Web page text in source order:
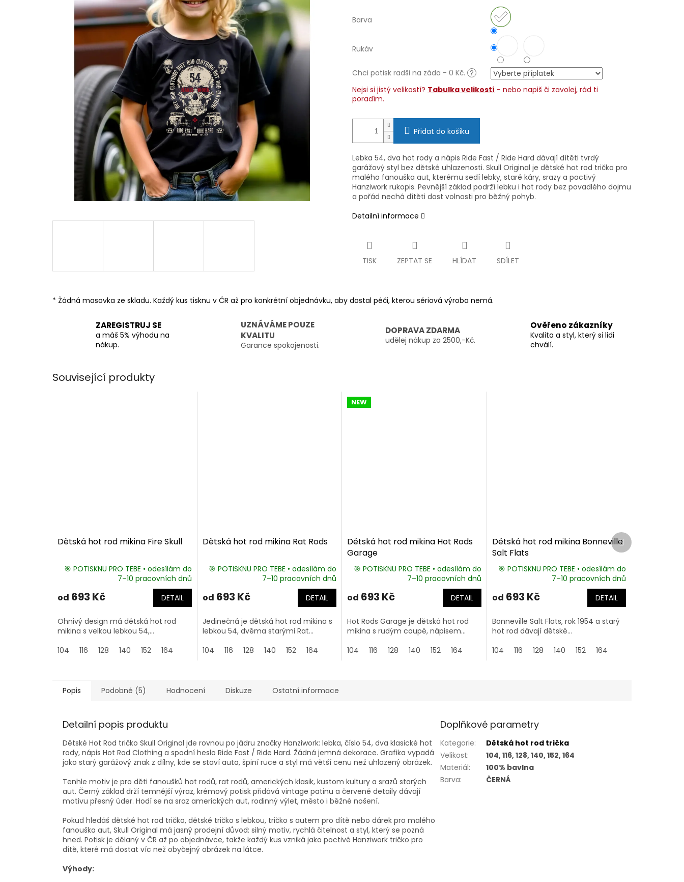
Barva
Rukáv
Chci potisk radši na záda - 0 Kč. ?
Nejsi si jistý velikostí? Tabulka velikostí - nebo napiš či zavolej, rád ti
poradím.
Přidat do košíku
Lebka 54, dva hot rody a nápis Ride Fast / Ride Hard dávají dítěti tvrdý
garážový styl bez dětské uhlazenosti. Skull Original je dětské hot rod tričko pro
malého fanouška aut, kterému sedí lebky, staré káry, srazy a poctivý
Hanziwork rukopis. Pevnější základ podrží lebku i hot rody bez povadlého dojmu
a pořád nechá dítěti dost volnosti pro běžný pohyb.
Detailní informace
TISK ZEPTAT SE HLÍDAT SDÍLET
* Žádná masovka ze skladu. Každý kus tisknu v ČR až pro konkrétní objednávku, aby dostal péči, kterou sériová výroba nemá.
ZAREGISTRUJ SE
a máš 5% výhodu na
nákup.
UZNÁVÁME POUZE
KVALITU
Garance spokojenosti.
DOPRAVA ZDARMA
udělej nákup za 2500,-Kč.
Ověřeno zákazníky
Kvalita a styl, který si lidi
chválí.
Související produkty
Dětská hot rod mikina Fire Skull
🎯 POTISKNU PRO TEBE • odesílám do
7–10 pracovních dnů
od 693 Kč DETAIL
Ohnivý design má dětská hot rod
mikina s velkou lebkou 54,...
104
116 128 140 152 164
Dětská hot rod mikina Rat Rods
🎯 POTISKNU PRO TEBE • odesílám do
7–10 pracovních dnů
od 693 Kč DETAIL
Jedinečná je dětská hot rod mikina s
lebkou 54, dvěma starými Rat...
104
116 128 140 152 164
NEW
Dětská hot rod mikina Hot Rods
Garage
🎯 POTISKNU PRO TEBE • odesílám do
7–10 pracovních dnů
od 693 Kč DETAIL
Hot Rods Garage je dětská hot rod
mikina s rudým coupé, nápisem...
104
116 128 140 152 164
Dětská hot rod mikina Bonneville
Salt Flats
🎯 POTISKNU PRO TEBE • odesílám do
7–10 pracovních dnů
od 693 Kč DETAIL
Bonneville Salt Flats, rok 1954 a starý
hot rod dávají dětské...
104
116 128 140 152 164
Další
produkt
Popis Podobné (5) Hodnocení Diskuze Ostatní informace
Detailní popis produktu
Dětské Hot Rod tričko Skull Original jde rovnou po jádru značky Hanziwork: lebka, číslo 54, dva klasické hot
rody, nápis Hot Rod Clothing a spodní heslo Ride Fast / Ride Hard. Žádná jemná dekorace. Grafika vypadá
jako starý garážový znak z dílny, kde se staví auta, špiní ruce a styl má větší cenu než uhlazený obrázek.
Tenhle motiv je pro děti fanoušků hot rodů, rat rodů, amerických klasik, kustom kultury a srazů starých
aut. Černý základ drží temnější výraz, krémový potisk přidává vintage patinu a červené detaily dávají
motivu přesný úder. Hodí se na sraz amerických aut, rodinný výlet, město i běžné nošení.
Pokud hledáš dětské hot rod tričko, dětské tričko s lebkou, tričko s autem pro dítě nebo dárek pro malého
fanouška aut, Skull Original má jasný prodejní důvod: silný motiv, rychlá čitelnost a styl, který se pozná
hned. Potisk je dělaný v ČR až po objednávce, takže každý kus vzniká jako poctivé Hanziwork tričko pro
dítě, které má dostat víc než obyčejný obrázek na látce.
Výhody:
Doplňkové parametry
Kategorie:
Dětská hot rod trička
Velikost:
104, 116, 128, 140, 152, 164
Materiál:
100% bavlna
Barva: ČERNÁ